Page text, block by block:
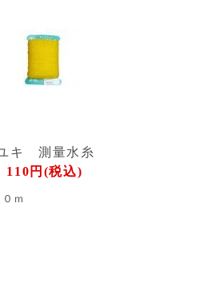
キ 測量水糸
110円(税込)
ｍ